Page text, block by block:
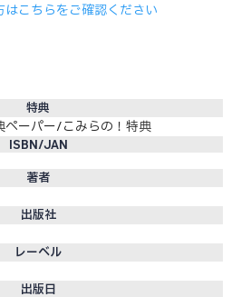
こちらをご確認ください
特典
ペーパー/こみらの！特典
ISBN/JAN
著者
出版社
レーベル
出版日